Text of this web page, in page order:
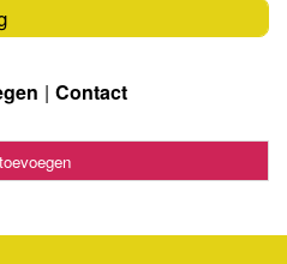
Contact